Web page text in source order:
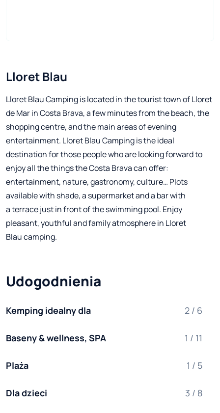
Lloret Blau
Lloret Blau Camping is located in the tourist town of Lloret
de Mar in Costa Brava, a few minutes from the beach, the
shopping centre, and the main areas of evening
entertainment. Lloret Blau Camping is the ideal
destination for those people who are looking forward to
enjoy all the things the Costa Brava can offer:
entertainment, nature, gastronomy, culture… Plots
available with shade, a supermarket and a bar with
a terrace just in front of the swimming pool. Enjoy
pleasant, youthful and family atmosphere in Lloret
Blau camping.
Udogodnienia
Kemping idealny dla 2 / 6
Baseny & wellness, SPA 1 / 11
Plaża 1 / 5
Dla dzieci 3 / 8